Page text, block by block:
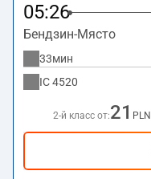
05:26
Бендзин-Място
33мин
IC4520
2-й класс от:21 PLN